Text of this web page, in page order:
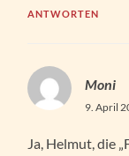
ANTWORTEN
Moni
9. April
Ja, Helmut, die